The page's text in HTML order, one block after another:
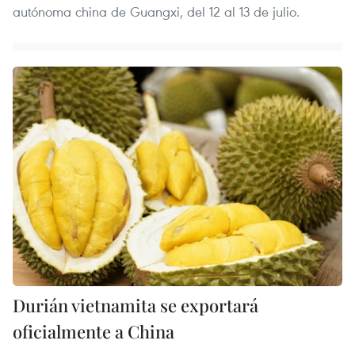
autónoma china de Guangxi, del 12 al 13 de julio.
Durián vietnamita se exportará
oficialmente a China